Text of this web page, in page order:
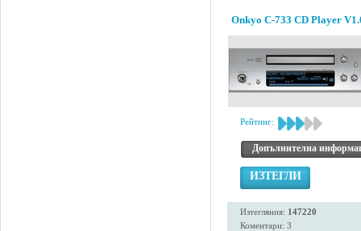
Onkyo C-733 CD Player
Рейтинг:
Допълнителна
ИЗТЕГЛИ
Изтегляния: 147220
Коментари: 3